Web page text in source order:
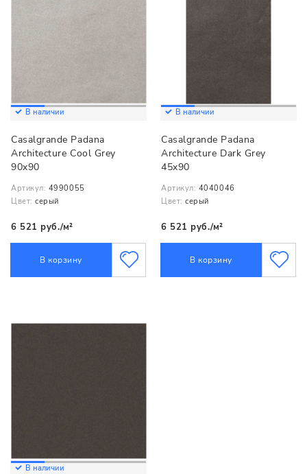
В наличии
Casalgrande Padana
Architecture Cool Grey
90x90
Артикул: 4990055
Цвет: серый
6 521 руб./м²
В корзину
В наличии
Casalgrande Padana
Architecture Dark Grey
45x90
Артикул: 4040046
Цвет: серый
6 521 руб./м²
В корзину
В наличии